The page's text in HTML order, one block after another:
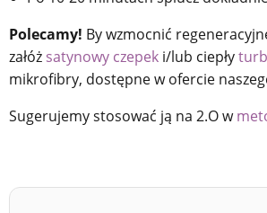
Polecamy! By wzmocnić
załóż satynowy czepek i/lub ciepły
mikrofibry, dostępne w ofercie
Sugerujemy stosować ją na 2.O w